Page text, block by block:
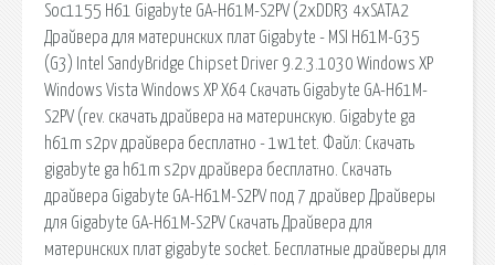
Soc1155 H61 Gigabyte GA-H61M-S2PV (2xDDR3 4xSATA2
Драйвера для материнских плат Gigabyte - MSI H61M-G35
(G3) Intel SandyBridge Chipset Driver 9.2.3.1030 Windows XP
Windows Vista Windows XP X64 Скачать Gigabyte GA-H61M-
S2PV (rev. скачать драйвера на материнскую. Gigabyte ga
h61m s2pv драйвера бесплатно - 1w1tet. Файл: Скачать
gigabyte ga h61m s2pv драйвера бесплатно. Скачать
драйвера Gigabyte GA-H61M-S2PV под 7 драйвер Драйверы
для Gigabyte GA-H61M-S2PV Скачать Драйвера для
материнских плат gigabyte socket. Бесплатные драйверы для